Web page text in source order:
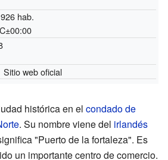
hab.
Sitio web oficial
histórica en el condado de
. Su nombre viene del irlandés
"Puerto de la fortaleza". Es
un importante centro de comercio.